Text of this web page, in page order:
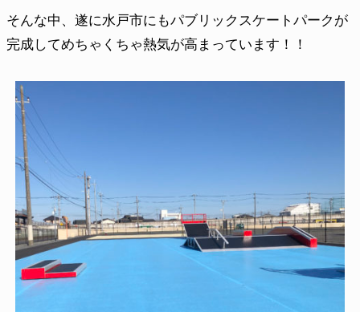
そんな中、遂に水戸市にもパブリックスケートパークが
完成してめちゃくちゃ熱気が高まっています！！